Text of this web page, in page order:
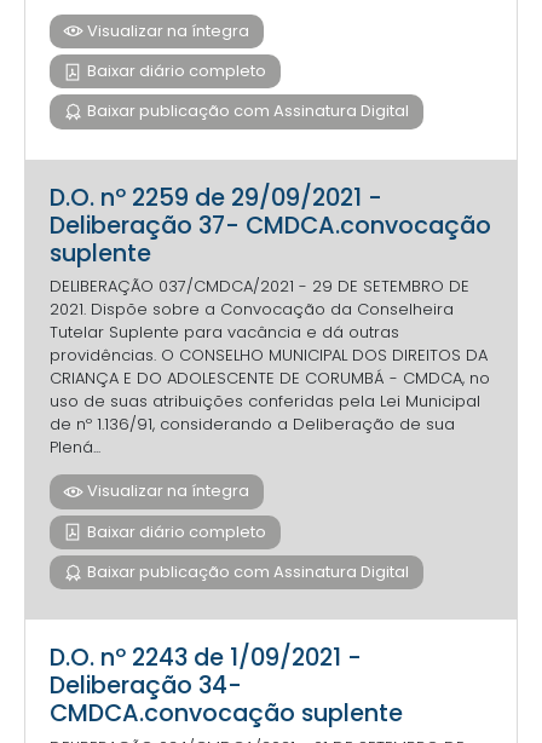
Visualizar na íntegra
Baixar diário completo
Baixar publicação com Assinatura Digital
D.O. nº 2259 de 29/09/2021 -
Deliberação 37- CMDCA.convocação
suplente
DELIBERAÇÃO 037/CMDCA/2021 - 29 DE SETEMBRO DE
2021. Dispõe sobre a Convocação da Conselheira
Tutelar Suplente para vacância e dá outras
providências. O CONSELHO MUNICIPAL DOS DIREITOS DA
CRIANÇA E DO ADOLESCENTE DE CORUMBÁ - CMDCA, no
uso de suas atribuições conferidas pela Lei Municipal
de nº 1.136/91, considerando a Deliberação de sua
Plená...
Visualizar na íntegra
Baixar diário completo
Baixar publicação com Assinatura Digital
D.O. nº 2243 de 1/09/2021 -
Deliberação 34-
CMDCA.convocação suplente